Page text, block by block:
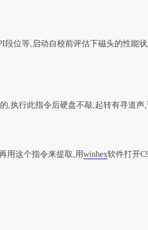
等,启动自校前评估下磁头的性能状
行此指令后硬盘不敲,起转有寻道声,
这个指令来提取,用winhex软件打开